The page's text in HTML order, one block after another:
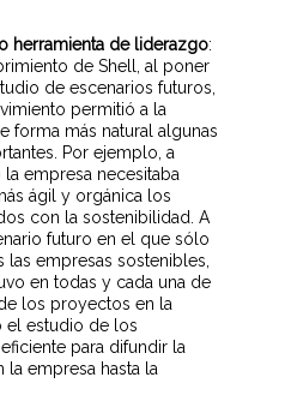
herramienta de liderazgo:
de Shell, al poner
de escenarios futuros,
permitió a la
forma más natural algunas
Por ejemplo, a
empresa necesitaba
ágil y orgánica los
con la sostenibilidad. A
futuro en el que sólo
las empresas sostenibles,
en todas y cada una de
los proyectos en la
el estudio de los
para difundir la
la empresa hasta la